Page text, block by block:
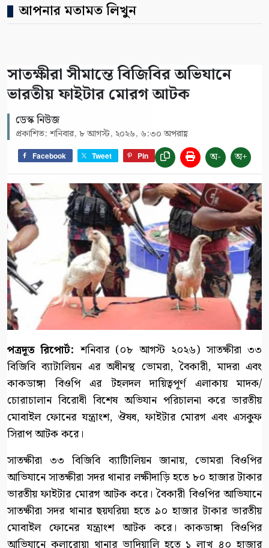
আপনার মতামত লিখুন
সাতক্ষীরা সীমান্তে বিজিবির অভিযানে
ভারতীয় ফাইটার মোরগ আটক
ডেস্ক নিউজ
প্রকাশিত: শনিবার, ৮ আগস্ট, ২০২৬, ৬:৩০ অপরাহ্ণ
Facebook Tweet Pin অ- অ+
পত্রদূত রিপোর্ট: শনিবার (০৮ আগস্ট ২০২৬) সাতক্ষীরা ৩৩
বিজিবি ব্যাটালিয়ন এর অধীনস্থ ভোমরা, বৈকারী, মাদরা এবং
কাকডাঙ্গা বিওপি এর টহলদল দায়িত্বপূর্ণ এলাকায় মাদক/
চোরাচালান বিরোধী বিশেষ অভিযান পরিচালনা করে ভারতীয়
মোবাইল ফোনের যন্ত্রাংশ, ঔষধ, ফাইটার মোরগ এবং এসকুফ
সিরাপ আটক করে।
সাতক্ষীরা ৩৩ বিজিবি ব্যাটিালিয়ন জানায়, ভোমরা বিওপির
আভিযানে সাতক্ষীরা সদর থানার লক্ষীদাড়ি হতে ৮০ হাজার টাকার
ভারতীয় ফাইটার মোরগ আটক করে। বৈকারী বিওপির আভিযানে
সাতক্ষীরা সদর থানার ছয়ঘরিয়া হতে ৯০ হাজার টাকার ভারতীয়
মোবাইল ফোনের যন্ত্রাংশ আটক করে। কাকডাঙ্গা বিওপির